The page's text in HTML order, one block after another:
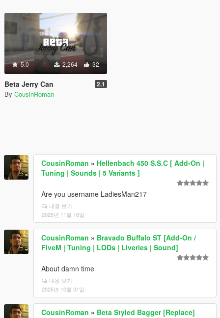
5.0 2,264 32
Beta Jerry Can 2.1
By CousinRoman
CousinRoman » Hellenbach 450 S.S.C [ Add-On |
Tuning | Sounds | 5 Variants ]
Are you username LadiesMan217
내용 보기
2025년 11월 16일
CousinRoman » Bravado Buffalo ST [Add-On /
FiveM | Tuning | LODs | Liveries | Sound]
About damn time
내용 보기
2025년 10월 31일
CousinRoman » Beta Styled Bagger [Replace]